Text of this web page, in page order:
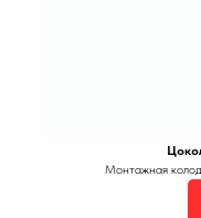
Монтажная